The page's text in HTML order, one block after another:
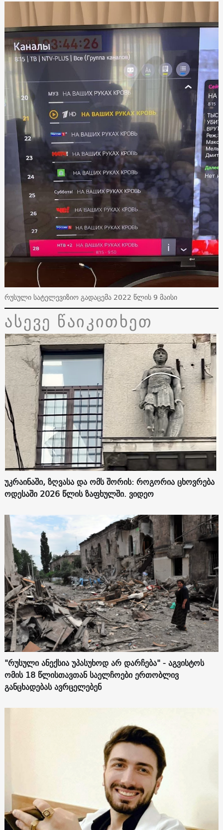
რუსული სატელევიზიო გადაცემა 2022 წლის 9 მაისი
ასევე წაიკითხეთ
უკრაინაში, ზღვასა და ომს შორის: როგორია ცხოვრება
ოდესაში 2026 წლის ზაფხულში. ვიდეო
"რუსული ანექსია უპასუხოდ არ დარჩება" - აგვისტოს
ომის 18 წლისთავთან საელჩოები ერთობლივ
განცხადებას ავრცელებენ